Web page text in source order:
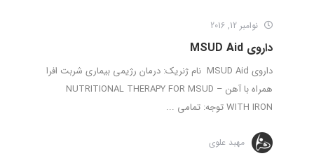
نوامبر 12, 2016
داروی MSUD Aid
داروی MSUD Aid نام ژنریک: درمان رژیمی بیماری شربت افرا
همراه با آهن – NUTRITIONAL THERAPY FOR MSUD
WITH IRON توجه: تمامی ...
مهبد علوی